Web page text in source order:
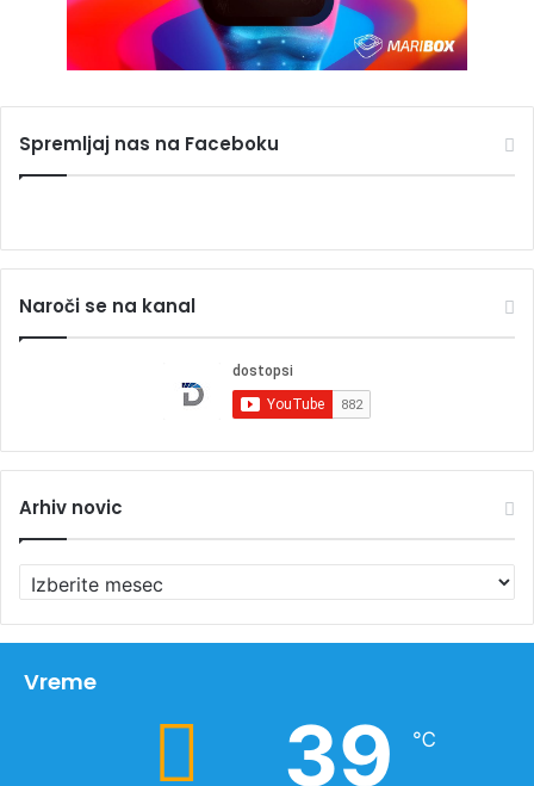
Spremljaj nas na Faceboku
Naroči se na kanal
Arhiv novic
r
h
vVreme
39 ℃